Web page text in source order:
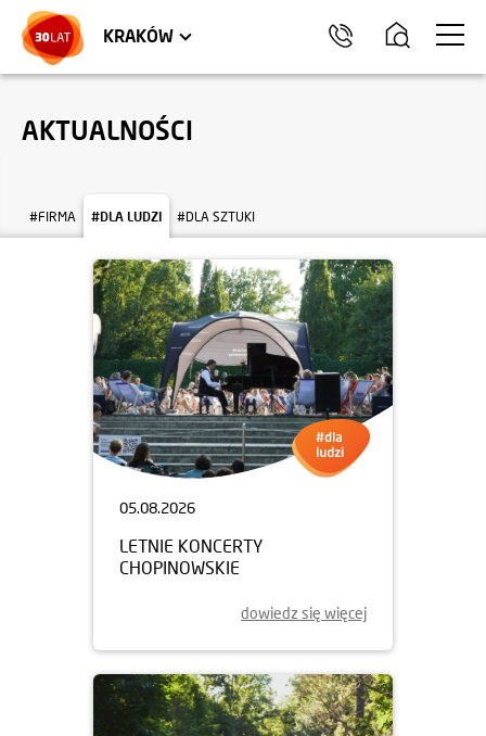
KRAKÓW
TRÓJMIASTO
LOKALE USŁUGOWE
AKTUALNOŚCI
#FIRMA #DLA LUDZI #DLA SZTUKI
05.08.2026
LETNIE KONCERTY
CHOPINOWSKIE
dowiedz się więcej